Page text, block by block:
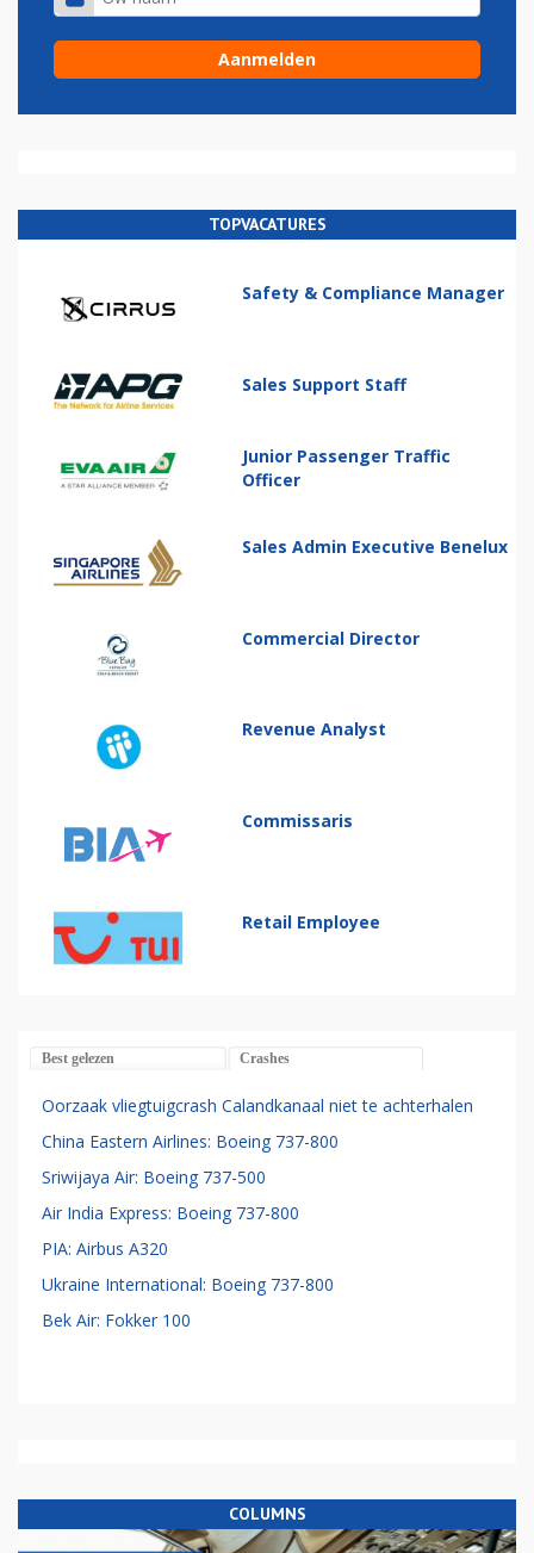
TOPVACATURES
Safety & Compliance Manager
Sales Support Staff
Junior Passenger Traffic
Officer
Sales Admin Executive Benelux
Commercial Director
Revenue Analyst
Commissaris
Retail Employee
Best gelezen Crashes
Oorzaak vliegtuigcrash Calandkanaal niet te achterhalen
China Eastern Airlines: Boeing 737-800
Sriwijaya Air: Boeing 737-500
Air India Express: Boeing 737-800
PIA: Airbus A320
Ukraine International: Boeing 737-800
Bek Air: Fokker 100
COLUMNS